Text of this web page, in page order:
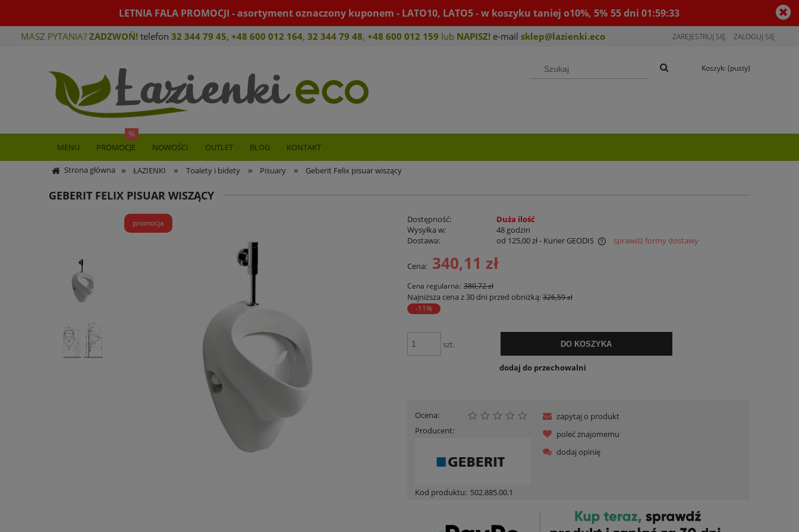
LETNIA FALA PROMOCJI - asortyment oznaczony kuponem - LATO10, LATO5 - w koszyku taniej o10%, 5% 55dni01:59:32
MASZ PYTANIA? ZADZWOŃ! telefon 32 344 79 45, +48 600 012 164, 32 344 79 48, +48 600 012 159 lub NAPISZ! e-mail sklep@lazienki.eco ZAREJESTRUJ SIĘ ZALOGUJ SIĘ
Koszyk: (pusty)
MENU PROMOCJE NOWOŚCI OUTLET BLOG KONTAKT
Strona główna » ŁAZIENKI » Toalety i bidety » Pisuary » Geberit Felix pisuar wiszący
GEBERIT FELIX PISUAR WISZĄCY
promocja Dostępność:
Duża ilość
Wysyłka w:
48 godzin
Dostawa:
od 125,00 zł- Kurier GEODIS
Cena nie zawiera ewentualnych kosztów
sprawdź formy dostawy
Cena: 340,11 zł
Cena regularna: 380,72 zł
Najniższa cena z 30 dni przed obniżką:326,59 zł
-11%
szt. DO KOSZYKA
dodaj do przechowalni
Ocena:
Producent:
Kod produktu: 502.885.00.1
zapytaj o produkt
poleć znajomemu
dodaj opinię